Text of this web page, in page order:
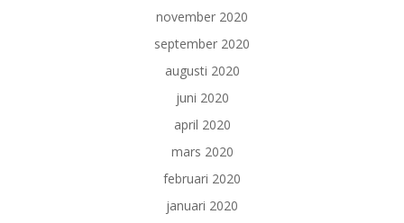
november 2020
september 2020
augusti 2020
juni 2020
april 2020
mars 2020
februari 2020
januari 2020